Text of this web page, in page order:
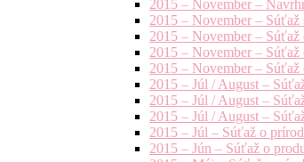
2015 – November –
2015 – November –
2015 – November –
2015 – November –
2015 – November –
2015 – Júl / August –
2015 – Júl / August –
2015 – Júl / August –
2015 – Júl – Súťaž o
2015 – Jún – Súťaž o